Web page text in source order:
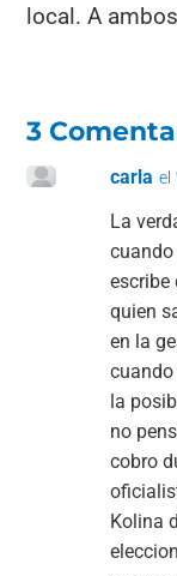
local. A
3
carla el
La
escribe
quien
en la
la
no
cobro
Kolina